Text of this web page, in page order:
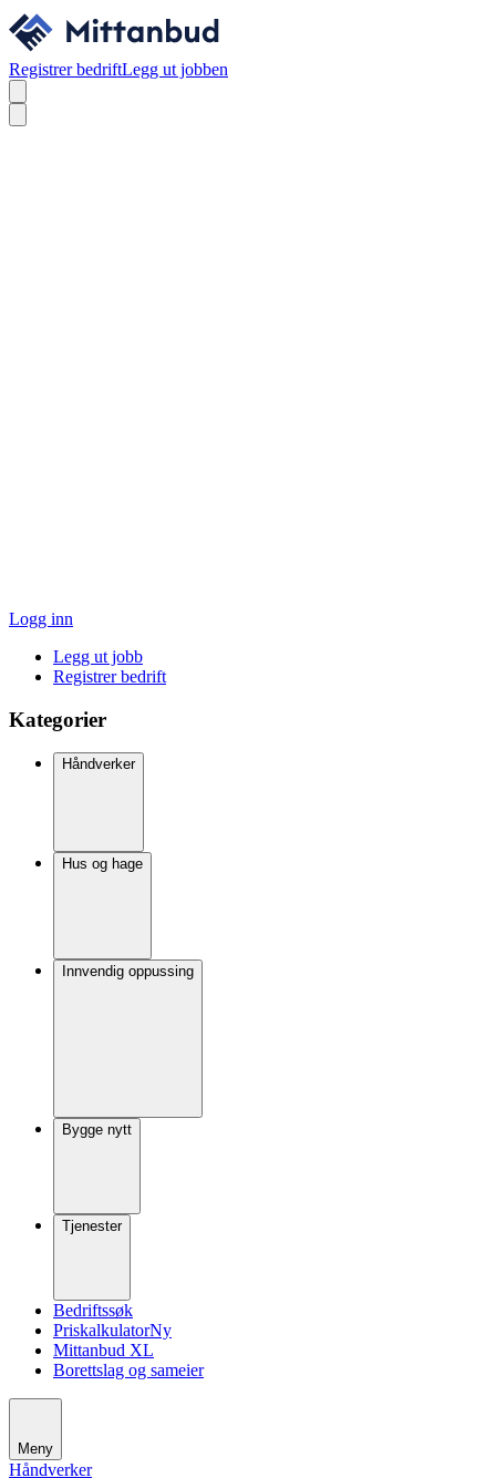
Registrer bedriftLegg ut jobben
Logg inn
Legg ut jobb
Registrer bedrift
Kategorier
Håndverker
Hus og hage
Innvendig oppussing
Bygge nytt
Tjenester
Bedriftssøk
PriskalkulatorNy
Mittanbud XL
Borettslag og sameier
Meny
Håndverker